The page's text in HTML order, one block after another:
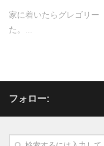
家に着いたらグレゴリー
た。...
フォロー: